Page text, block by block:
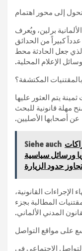
إلى محور اهتمام
برلين، ويُعرف
كبيراً من الحدائق
الذي جعل الحادثة محط
الإعلام المحلية.
المكتشفة؟
يتم العثور عليها
مهلة قانونية للبحث
عن أصحابها الأصليين.
Siehe auch
ورسائل سياسية
حدود الزيارة
القانونية،
المطالبة بجزء
المدني الألماني.
على مواقع التواصل
الاجتماعي في